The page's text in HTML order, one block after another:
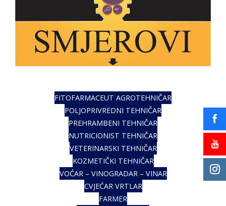
FITOFARMACEUT AGROTEHNIČAR
POLJOPRIVREDNI TEHNIČAR
PREHRAMBENI TEHNIČAR
NUTRICIONIST TEHNIČAR
VETERINARSKI TEHNIČAR
KOZMETIČKI TEHNIČAR
VOĆAR – VINOGRADAR – VINAR
CVJEĆAR VRTLAR
FARMER